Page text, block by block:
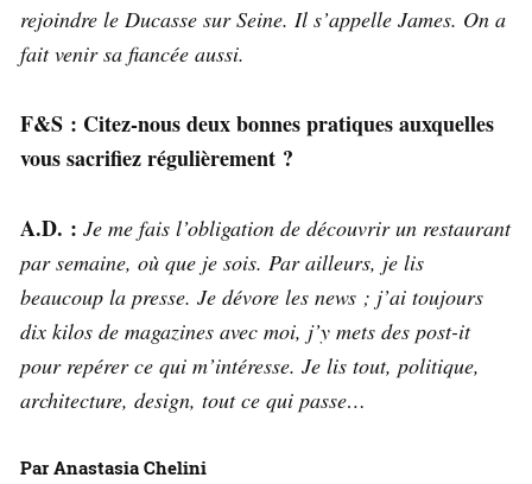
rejoindre le Ducasse sur Seine. Il s’appelle James. On a
fait venir sa fiancée aussi.
F&S : Citez-nous deux bonnes pratiques auxquelles
vous sacrifiez régulièrement ?
A.D. : Je me fais l’obligation de découvrir un restaurant
par semaine, où que je sois. Par ailleurs, je lis
beaucoup la presse. Je dévore les news ; j’ai toujours
dix kilos de magazines avec moi, j’y mets des post-it
pour repérer ce qui m’intéresse. Je lis tout, politique,
architecture, design, tout ce qui passe…
Par Anastasia Chelini